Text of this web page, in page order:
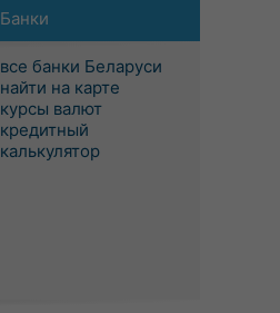
Банки
все банки Беларуси
найти на карте
курсы валют
кредитный
калькулятор